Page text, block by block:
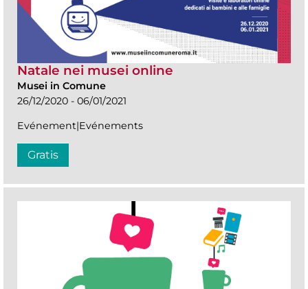
Natale nei musei online
Musei in Comune
26/12/2020 - 06/01/2021
Evénement|Evénements
Gratis